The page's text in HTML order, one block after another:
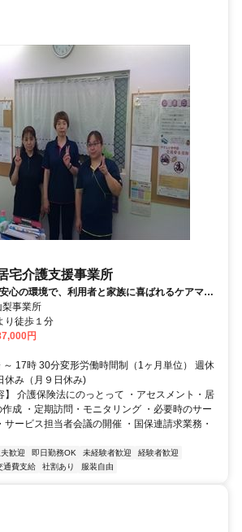
宅介護支援事業所
心の環境で、利用者と家族に喜ばれるケアマネ
事業所
り徒歩１分
円
17時 30分変形労働時間制（1ヶ月単位） 週休
休み（月９日休み)
】 介護保険法にのっとって ・アセスメント・居
成 ・定期訪問・モニタリング ・必要時のサー
サービス担当者会議の開催 ・国保連請求業務・
歓迎 即日勤務OK 未経験者歓迎
経験者歓迎
通費支給 社割あり 服装自由